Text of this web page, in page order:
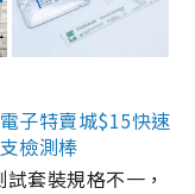
子特賣城$15快速
檢測棒
套裝規格不一，